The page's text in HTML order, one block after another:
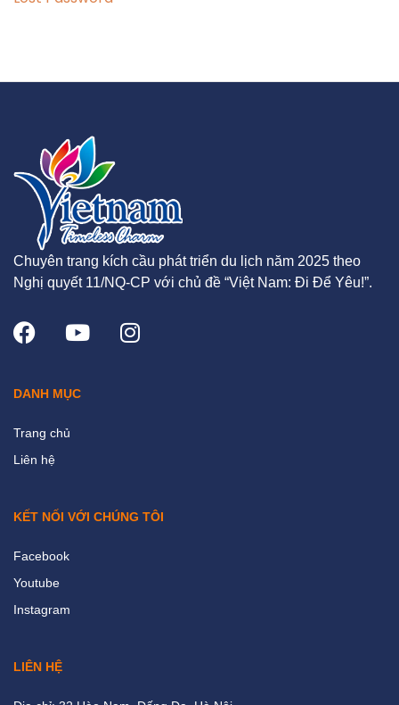
Chuyên trang kích cầu phát triển du lịch năm 2025 theo
Nghị quyết 11/NQ-CP với chủ đề “Việt Nam: Đi Để Yêu!”.
DANH MỤC
Trang chủ
Liên hệ
KẾT NỐI VỚI CHÚNG TÔI
Facebook
Youtube
Instagram
LIÊN HỆ